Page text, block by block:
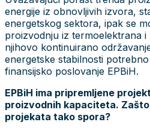
energije iz obnovljivih izvora,
energetskog sektora, ipak se
proizvodnju iz termoelektrana
njihovo kontinuirano
energetske stabilnosti
finansijsko poslovanje EPBiH.
EPBiH ima pripremljene
proizvodnih kapaciteta.
projekata tako spora?